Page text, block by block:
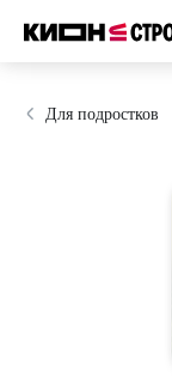
Для подростков